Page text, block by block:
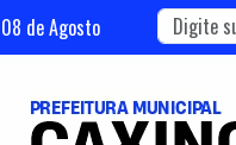
08 deAgosto